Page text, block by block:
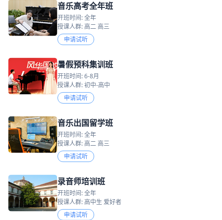
音乐高考全年班
开班时间: 全年
授课人群: 高二 高三
申请试听
暑假预科集训班
开班时间: 6-8月
授课人群: 初中-高中
申请试听
音乐出国留学班
开班时间: 全年
授课人群: 高二 高三
申请试听
录音师培训班
开班时间: 全年
授课人群: 高中生 爱好者
申请试听